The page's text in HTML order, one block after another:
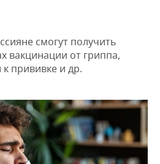
ПФО
смогут получить
вакцинации от гриппа,
прививке и др.